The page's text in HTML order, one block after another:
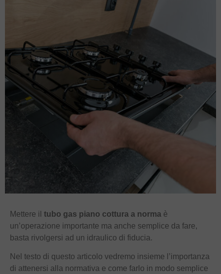
Mettere il tubo gas piano cottura a norma è
un’operazione importante ma anche semplice da fare,
basta rivolgersi ad un idraulico di fiducia.
Nel testo di questo articolo vedremo insieme l’importanza
di attenersi alla normativa e come farlo in modo semplice